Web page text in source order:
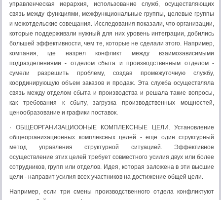
управленческая иерархия, использование служб, осуществляющих
связь между функциями, межфункциональные группы, целевые группы
и межотдельские совещания. Исследования показали, что организации,
которые поддерживали нужный для них уровень интеграции, добились
большей эффективности, чем те, которые не сделали этого. Например,
компания, где назрел конфликт между взаимозависимыми
подразделениями - отделом сбыта и производственным отделом -
сумели разрешить проблему, создав промежуточную службу,
координирующую объем заказов и продаж. Эта служба осуществляла
связь между отделом сбыта и производства и решала такие вопросы,
как требования к сбыту, загрузка производственных мощностей,
ценообразование и графики поставок.
· ОБЩЕОРГАНИЗАЦИООНЫЕ КОМПЛЕКСНЫЕ ЦЕЛИ. Установление
общеорганизационных комплексных целей - еще один структурный
метод управления структурной ситуацией. Эффективное
осуществление этих целей требует совместного усилия двух или более
сотрудников, групп или отделов. Идея, которая заложена в эти высшие
цели - направит усилия всех участников на достижение общей цели.
Например, если три смены производственного отдела конфликтуют